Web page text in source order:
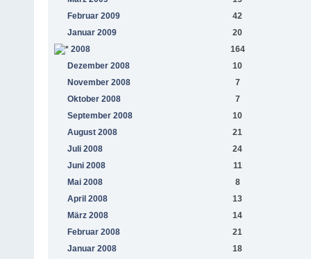
Februar 2009
42
Januar 2009
20
2008
164
Dezember 2008
10
November 2008
7
Oktober 2008
7
September 2008
10
August 2008
21
Juli 2008
24
Juni 2008
11
Mai 2008
8
April 2008
13
März 2008
14
Februar 2008
21
Januar 2008
18